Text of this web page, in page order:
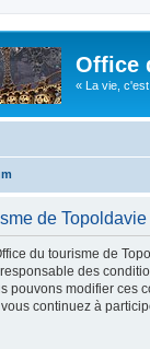
Office
« La vie,
de
du tourisme de
des
pouvons modifier ces
continuez à